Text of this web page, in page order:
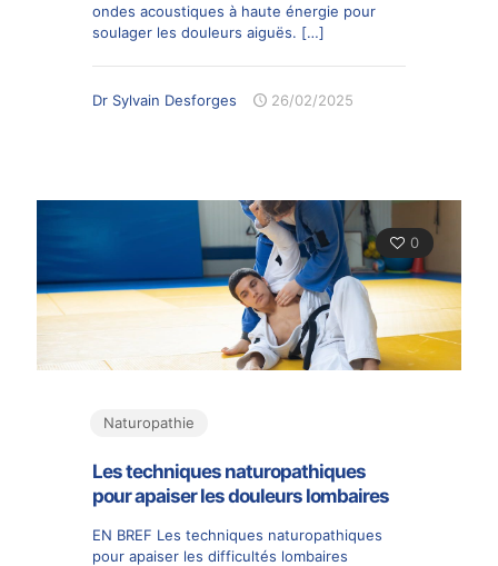
ondes acoustiques à haute énergie pour
soulager les douleurs aiguës. […]
Dr Sylvain Desforges 26/02/2025
0
Naturopathie
Les techniques naturopathiques
pour apaiser les douleurs lombaires
EN BREF Les techniques naturopathiques
pour apaiser les difficultés lombaires